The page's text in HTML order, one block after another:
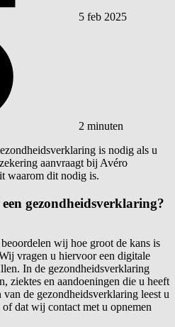
5 feb 2025
2 minuten
is nodig als u
aanvraagt bij Avéro
waarom dit nodig is.
gezondheidsverklaring?
wij hoe groot de kans is
vragen u hiervoor een digitale
In de gezondheidsverklaring
ziektes en aandoeningen die u heeft
de gezondheidsverklaring leest u
dat wij contact met u opnemen